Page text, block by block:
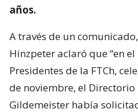
años.
A través de un
Hinzpeter aclaró que “en
Presidentes de la FTCh,
de noviembre, el
Gildemeister había